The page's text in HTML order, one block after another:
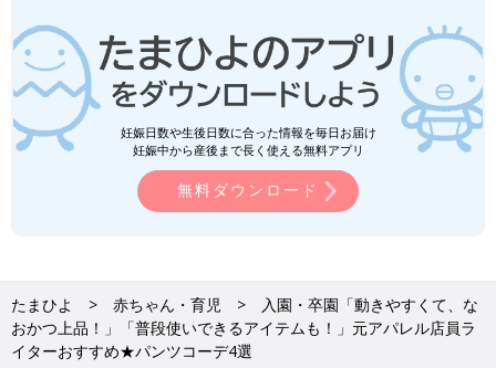
妊娠日数や生後日数に合った情報を毎日お届け
妊娠中から産後まで長く使える無料アプリ
無料ダウンロード
たまひよ 赤ちゃん・育児
入園・卒園「動きやすくて、な
おかつ上品！」「普段使いできるアイテムも！」元アパレル店員ラ
イターおすすめ★パンツコーデ4選